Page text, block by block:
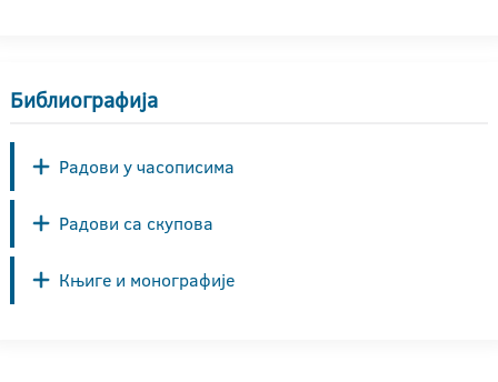
Библиографија
Радови у часописима
Радови са скупова
Књиге и монографије